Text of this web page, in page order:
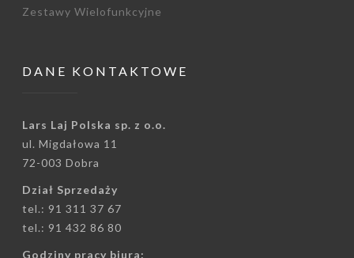
Zestawy Wielofunkcyjne
DANE KONTAKTOWE
Lars Laj Polska sp. z o.o.
ul. Migdałowa 11
72-003 Dobra
Dział Sprzedaży
tel.: 91 311 37 67
tel.: 91 432 86 80
Godziny pracy biura: